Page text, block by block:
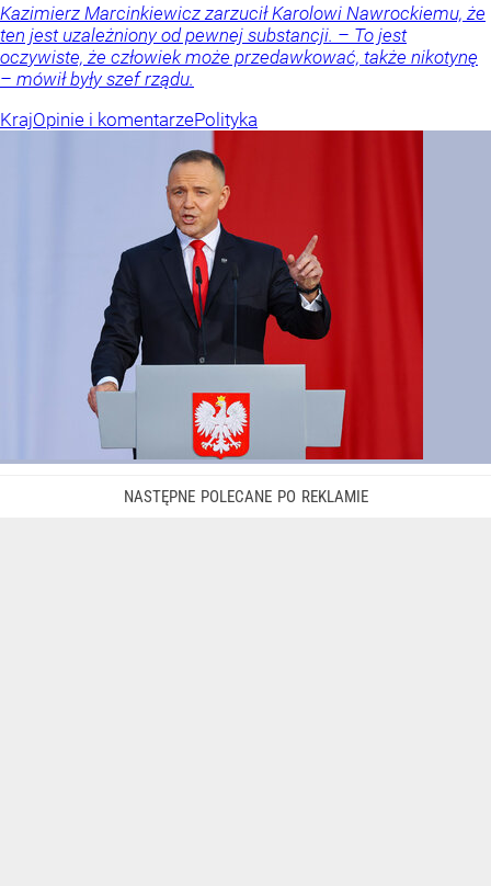
Kazimierz Marcinkiewicz zarzucił Karolowi Nawrockiemu, że
ten jest uzależniony od pewnej substancji. – To jest
oczywiste, że człowiek może przedawkować, także nikotynę
– mówił były szef rządu.
KrajOpinie i komentarzePolityka